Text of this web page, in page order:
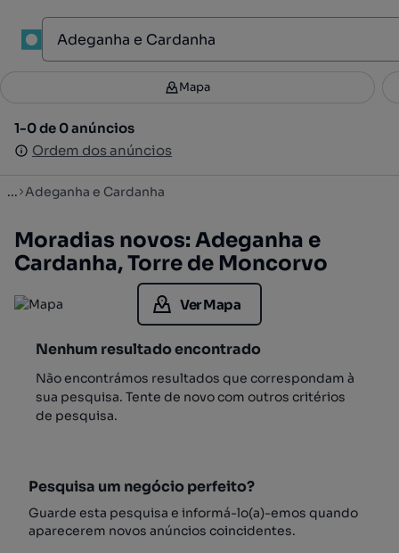
Filtros 3
1-0 de 0 anúncios
Ordem dos anúncios
Mapa
1-0 de 0 anúncios
Ordem dos anúncios
... Adeganha e Cardanha
Moradias novos: Adeganha e
Cardanha, Torre de Moncorvo
Ver Mapa
Nenhum resultado encontrado
Não encontrámos resultados que correspondam à
sua pesquisa. Tente de novo com outros critérios
de pesquisa.
Pesquisa um negócio perfeito?
Guarde esta pesquisa e informá-lo(a)-emos quando
aparecerem novos anúncios coincidentes.